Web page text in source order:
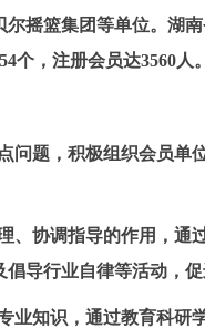
摇篮集团等单位。湖
个，注册会员达3560人。
问题，积极组织会员
、协调指导的作用，
导行业自律等活动，促
业知识，通过教育科